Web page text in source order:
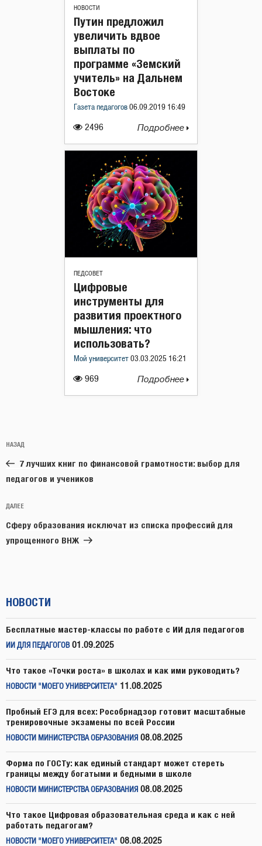
НОВОСТИ
2496
Путин предложил
увеличить вдвое
выплаты по
программе «Земский
учитель» на Дальнем
Востоке
Газета педагогов 06.09.2019 16:49
Подробнее
ПЕДСОВЕТ
969
Цифровые
инструменты для
развития проектного
мышления: что
использовать?
Мой университет 03.03.2025 16:21
Подробнее
по
записям
Предыдущая
запись:
НАЗАД
7 лучших книг по финансовой грамотности: выбор для
педагогов и учеников
Следующая
запись
ДАЛЕЕ
Сферу образования исключат из списка профессий для
упрощенного ВНЖ
НОВОСТИ
Бесплатные мастер-классы по работе с ИИ для педагогов
ИИ ДЛЯ ПЕДАГОГОВ 01.09.2025
Что такое «Точки роста» в школах и как ими руководить?
НОВОСТИ "МОЕГО УНИВЕРСИТЕТА" 11.08.2025
Пробный ЕГЭ для всех: Рособрнадзор готовит масштабные
тренировочные экзамены по всей России
НОВОСТИ МИНИСТЕРСТВА ОБРАЗОВАНИЯ 08.08.2025
Форма по ГОСТу: как единый стандарт может стереть
границы между богатыми и бедными в школе
НОВОСТИ МИНИСТЕРСТВА ОБРАЗОВАНИЯ 08.08.2025
Что такое Цифровая образовательная среда и как с ней
работать педагогам?
НОВОСТИ "МОЕГО УНИВЕРСИТЕТА" 08.08.2025